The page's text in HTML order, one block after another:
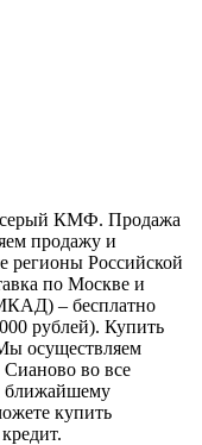
серый КМФ. Продажа
продажу и
регионы Российской
по Москве и
– бесплатно
рублей). Купить
осуществляем
во все
ближайшему
купить